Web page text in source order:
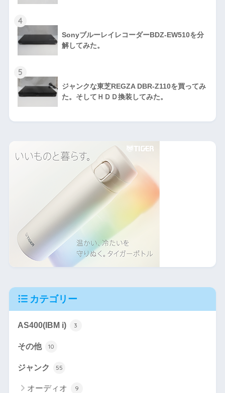
4
SonyブルーレイレコーダーBDZ-EW510を分
解してみた。
5
ジャンクな東芝REGZA DBR-Z110を買ってみ
た。そしてＨＤＤ換装してみた。
カテゴリー
AS400(IBM i) 3
その他 10
ジャンク 55
オーディオ 9